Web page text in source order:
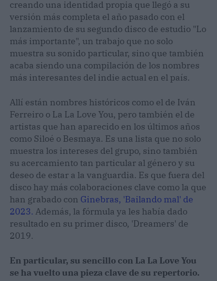
creando una identidad propia que llegó a su
versión más completa el año pasado con el
lanzamiento de su segundo disco de estudio "Lo
más importante", un trabajo que no solo
muestra su sonido particular, sino que también
acaba siendo una compilación de los nombres
más interesantes del indie actual en el país.
Allí están nombres históricos como el de Iván
Ferreiro o La La Love You, pero también el de
artistas que han aparecido en los últimos años
como Siloé o Besmaya. Es una lista que no solo
muestra los intereses del grupo, sino también
su acercamiento tan particular al género y su
deseo de estar a la vanguardia. Es que fuera del
disco hay más colaboraciones clave como la que
han grabado con Ginebras, 'Bailando mal' de
2023. Además, la fórmula ya les había dado
resultado en su primer disco, 'Dreamers' de
2019.
En particular, su sencillo con La La Love You
se ha vuelto una pieza clave de su repertorio.